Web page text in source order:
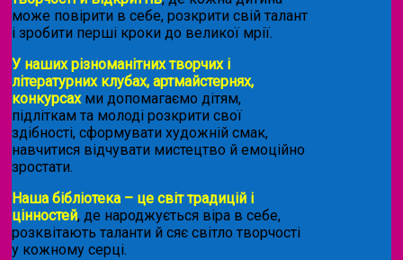
може повірити в себе, розкрити свій талант
і зробити перші кроки до великої мрії.
У наших різноманітних творчих і
літературних клубах, артмайстернях,
конкурсахми допомагаємо дітям,
підліткам та молоді розкрити свої
здібності, сформувати художній смак,
навчитися відчувати мистецтво й емоційно
зростати.
Наша бібліотека – це світ традицій і
цінностей, де народжується віра в себе,
розквітають таланти й сяє світло творчості
у кожному серці.